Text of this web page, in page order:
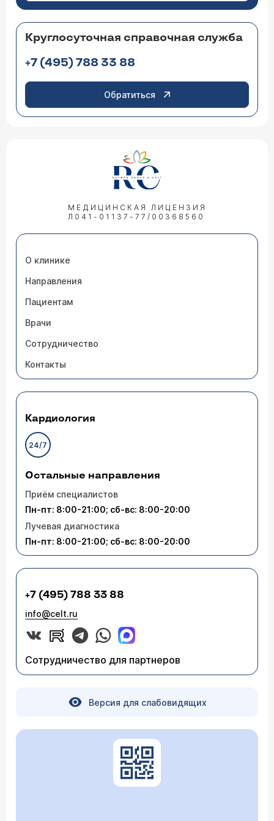
Круглосуточная справочная служба
+7 (495) 788 33 88
Обратиться
МЕДИЦИНСКАЯ ЛИЦЕНЗИЯ
Л041-01137-77/00368560
О клинике
Направления
Пациентам
Врачи
Сотрудничество
Контакты
Кардиология
24/7
Остальные направления
Приём специалистов
Пн-пт: 8:00-21:00; сб-вс: 8:00-20:00
Лучевая диагностика
Пн-пт: 8:00-21:00; сб-вс: 8:00-20:00
+7 (495) 788 33 88
info@celt.ru
Сотрудничество для партнеров
Версия для слабовидящих